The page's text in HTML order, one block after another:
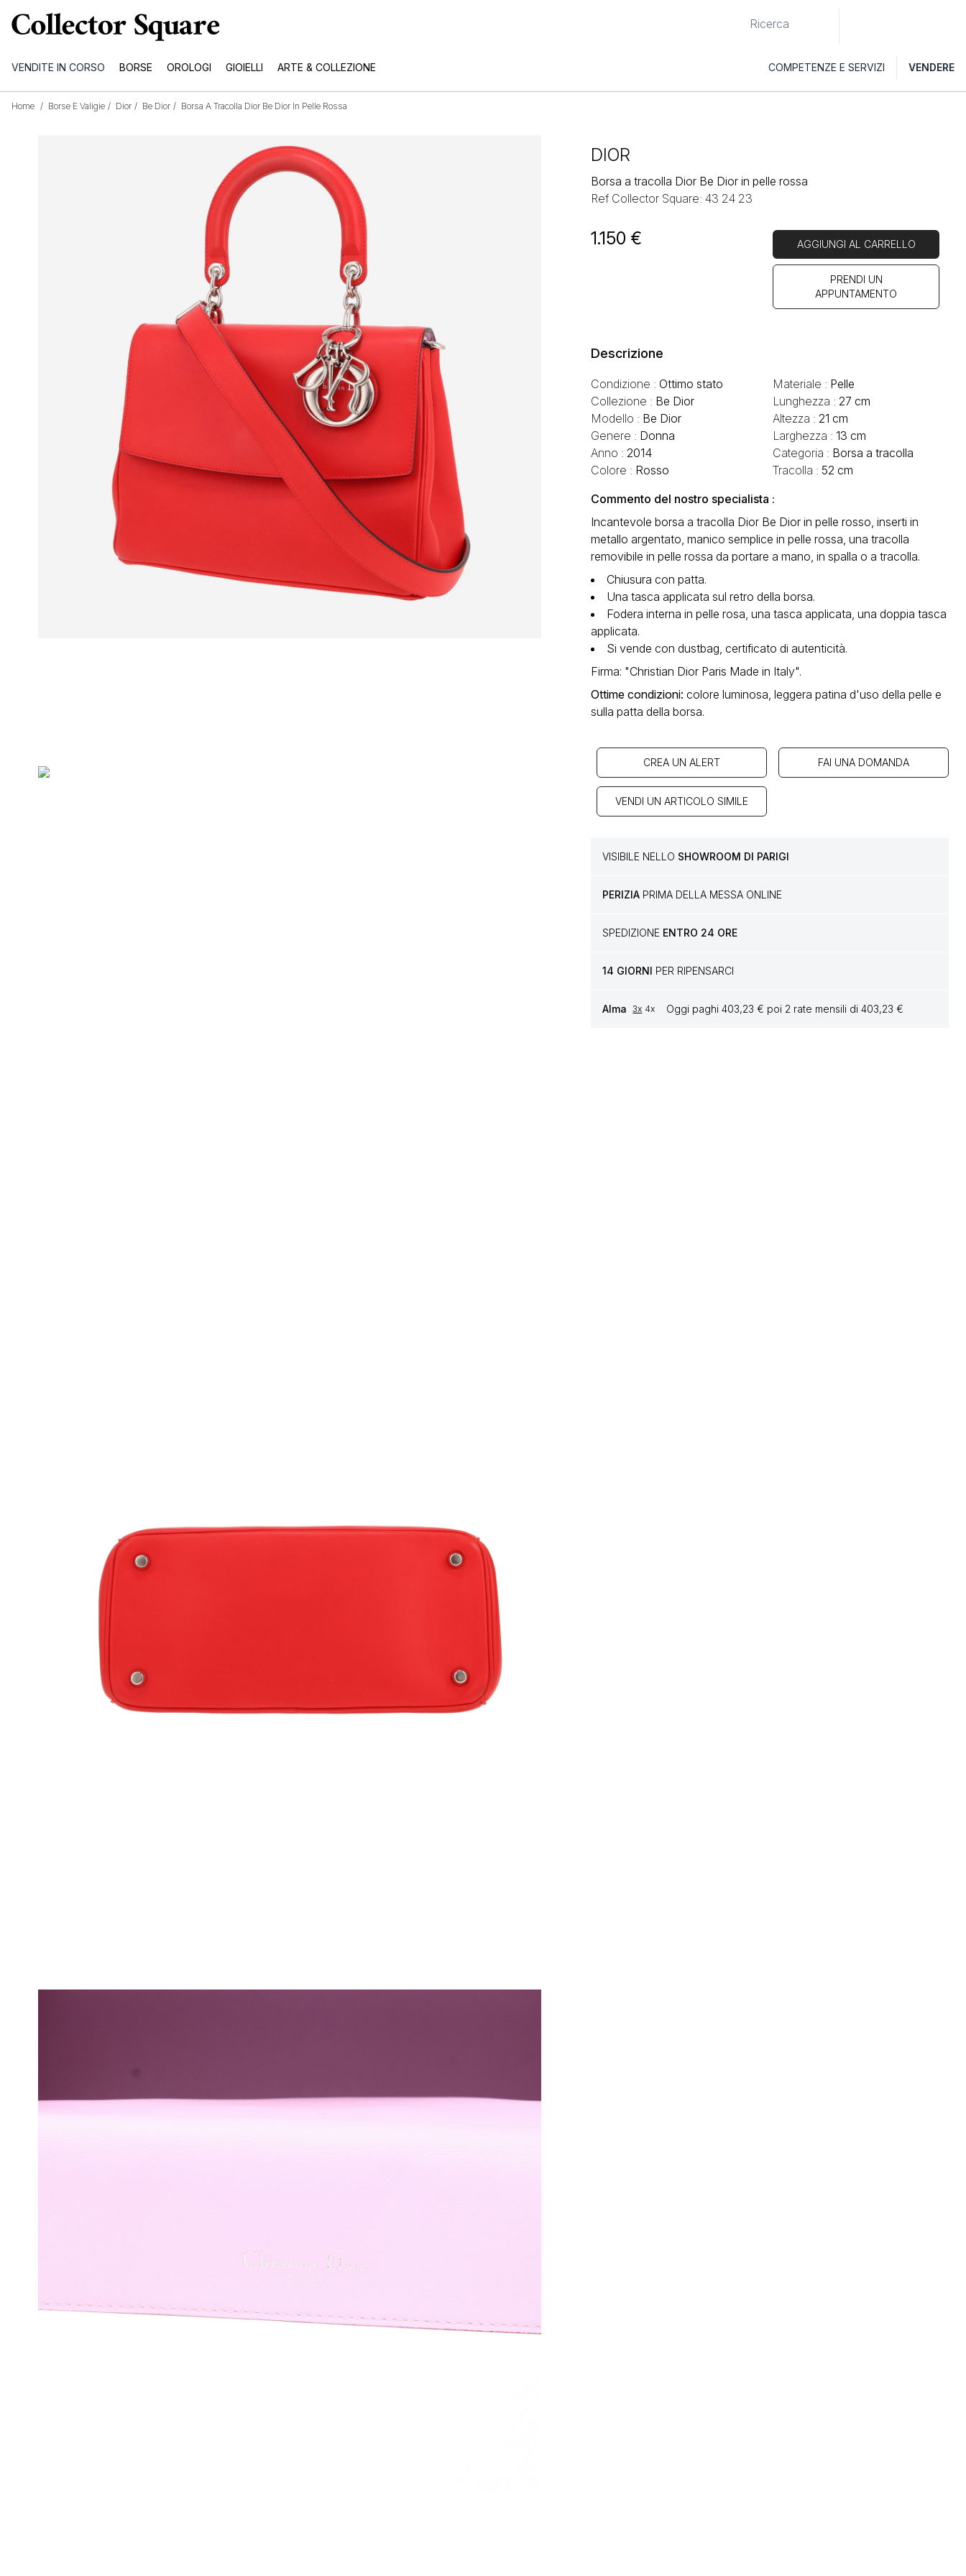
VENDITE IN CORSO BORSE OROLOGI GIOIELLI ARTE & COLLEZIONE COMPETENZE E SERVIZI VENDERE
Home / Borse E Valigie / Dior / Be Dior / Borsa A Tracolla Dior Be Dior In Pelle Rossa
DIOR
Borsa a tracolla Dior Be Dior in pelle rossa
Ref Collector Square: 43 24 23
1.150 € AGGIUNGI AL CARRELLO
PRENDI UN
APPUNTAMENTO
Descrizione
Condizione : Ottimo stato
Collezione : Be Dior
Modello : Be Dior
Genere : Donna
Anno :2014
Colore : Rosso
Materiale : Pelle
Lunghezza :27 cm
Altezza :21 cm
Larghezza :13 cm
Categoria : Borsa a tracolla
Tracolla : 52 cm
Commento del nostro specialista :
Incantevole borsa a tracolla Dior Be Dior in pelle rosso, inserti in
metallo argentato, manico semplice in pelle rossa, una tracolla
removibile in pelle rossa da portare a mano, in spalla o a tracolla.
Chiusura con patta.
Una tasca applicata sul retro della borsa.
Fodera interna in pelle rosa, una tasca applicata, una doppia tasca
applicata.
Si vende con dustbag, certificato di autenticità.
Firma: "Christian Dior Paris Made in Italy".
Ottime condizioni:colore luminosa, leggera patina d'uso della pelle e
sulla patta della borsa.
CREA UN ALERT FAI UNA DOMANDA
VENDI UN ARTICOLO SIMILE
VISIBILE NELLO SHOWROOM DI PARIGI
PERIZIA PRIMA DELLA MESSA ONLINE
SPEDIZIONE ENTRO 24 ORE
14 GIORNI PER RIPENSARCI
Alma 3x 4x Oggi paghi 403,23 € poi 2 rate mensili di 403,23 €